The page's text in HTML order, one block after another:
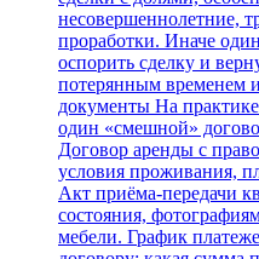
несовершеннолетние,
проработки. Иначе
оспорить сделку и
потерянным временем
документы На
один «смешной»
Договор аренды с
условия проживания,
Акт приёма‑передачи
состояния,
мебели. График